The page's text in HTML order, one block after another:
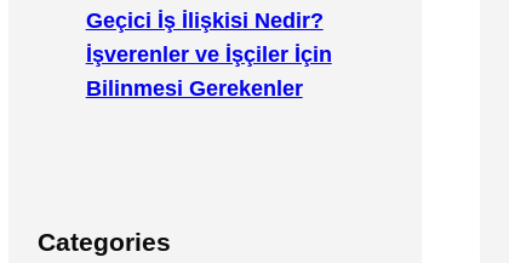
Geçici İş İlişkisi Nedir?
İşverenler ve İşçiler İçin
Bilinmesi Gerekenler
Categories